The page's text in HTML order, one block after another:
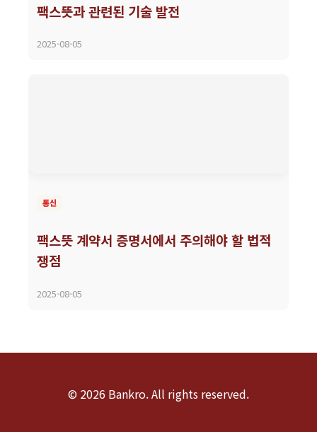
팩스뜻과 관련된 기술 발전
2025-08-05
통신
팩스뜻 계약서 증명서에서 주의해야 할 법적
쟁점
2025-08-05
© 2026 Bankro. All rights reserved.